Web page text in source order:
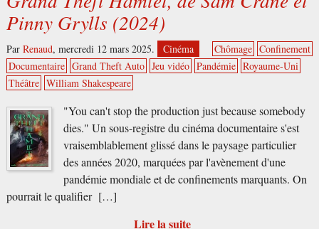
Pinny Grylls (2024)
Par Renaud, mercredi 12 mars 2025. Cinéma Chômage Confinement
Documentaire Grand Theft Auto Jeu vidéo Pandémie Royaume-Uni
Théâtre William Shakespeare
"You can't stop the production just because somebody
dies." Un sous-registre du cinéma documentaire s'est
vraisemblablement glissé dans le paysage particulier
des années 2020, marquées par l'avènement d'une
pandémie mondiale et de confinements marquants. On
pourrait le qualifier […]
Lire la suite